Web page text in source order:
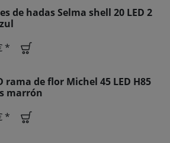
de hadas Selma shell 20 LED 2
*
rama de flor Michel 45 LED H85
marrón
*